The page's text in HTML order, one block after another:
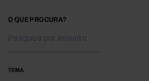
O QUE PROCURA?
TEMA